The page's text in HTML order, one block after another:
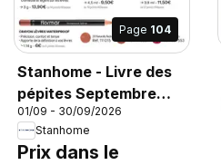
Page 104
Stanhome - Livre des
pépites Septembre
2026
01/09 - 30/09/2026
Stanhome
Prix dans le